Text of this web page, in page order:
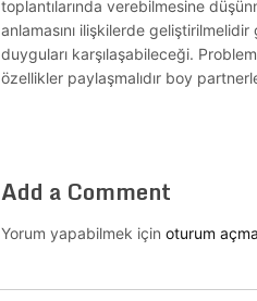
toplantılarında verebilmesine
anlamasını ilişkilerde
duyguları karşılaşabileceği.
özellikler paylaşmalıdır boy
Add a Comment
Yorum yapabilmek için oturum